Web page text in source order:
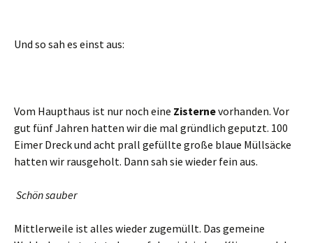
Und so sah es einst aus:
Vom Haupthaus ist nur noch eine Zisternevorhanden. Vor
gut fünf Jahren hatten wir die mal gründlich geputzt. 100
Eimer Dreck und acht prall gefüllte große blaue Müllsäcke
hatten wir rausgeholt. Dann sah sie wieder fein aus.
Schön sauber
Mittlerweile ist alles wieder zugemüllt. Das gemeine